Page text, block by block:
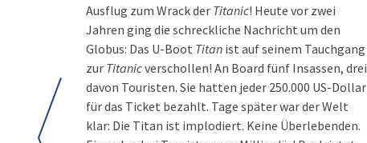
Ausflug zum Wrack der Titanic! Heute vor zwei
Jahren ging die schreckliche Nachricht um den
Globus: Das U-Boot Titan ist auf seinem Tauchgang
zur Titanicverschollen! An Board fünf Insassen, drei
davon Touristen. Sie hatten jeder 250.000 US-Dollar
für das Ticket bezahlt. Tage später war der Welt
klar: Die Titan ist implodiert. Keine Überlebenden.